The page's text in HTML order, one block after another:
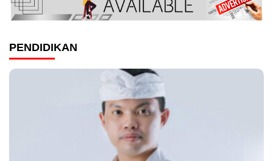
PENDIDIKAN